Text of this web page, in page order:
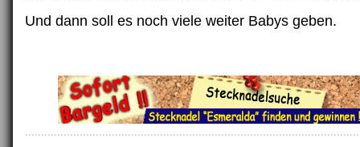
Und dann soll es noch viele weiter Babys geben.